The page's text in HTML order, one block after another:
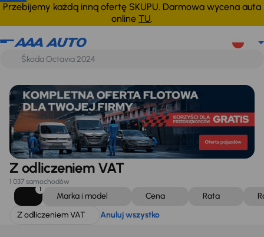
Przebijemy każdą inną ofertę SKUPU. Darmowa wycena auta
online TU.
Z odliczeniem VAT Anuluj wszystko
Z odliczeniem VAT
1 037 samochodów
1
Marka i model Cena Rata
Z odliczeniem VAT
Anuluj wszystko